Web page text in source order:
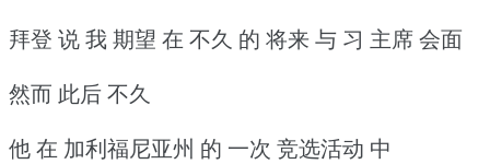
拜登 说 我 期望 在 不久 的 将来 与 习 主席 会面
然而 此后 不久
他 在 加利福尼亚州 的 一次 竞选活动 中